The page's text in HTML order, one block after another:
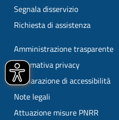
Segnala disservizio
Richiesta di assistenza
Amministrazione trasparente
Informativa privacy
Dichiarazione di accessibilità
Note legali
Attuazione misure PNRR